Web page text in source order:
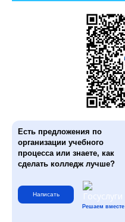
Есть предложения по
организации учебного
процесса или знаете, как
сделать колледж лучше?
Написать
Решаем вместе